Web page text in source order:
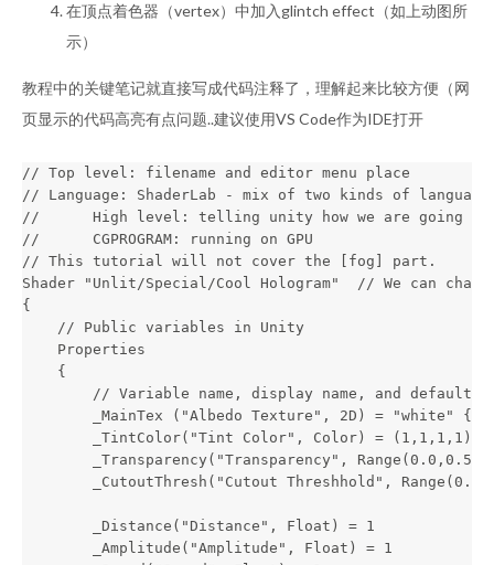
在顶点着色器（vertex）中加入glintch effect（如上动图所
示）
教程中的关键笔记就直接写成代码注释了，理解起来比较方便（网
页显示的代码高亮有点问题..建议使用VS Code作为IDE打开
// Top level: filename and editor menu place
// Language: ShaderLab - mix of two kinds of
//      High level: telling unity how we are going to
//      CGPROGRAM: running on GPU
// This tutorial will not cover the [fog] part.
Shader "Unlit/Special/Cool Hologram"  // We can
{
    // Public variables in Unity
    Properties
    {
// Variable name, display name, and default
_MainTex ("Albedo Texture", 2D) = "white" {}
        _TintColor("Tint Color", Color) = (1,1,1,1)
_Transparency("Transparency", Range(0.0,0.5))
_CutoutThresh("Cutout Threshhold",
        _Distance("Distance", Float) = 1
        _Amplitude("Amplitude", Float) = 1